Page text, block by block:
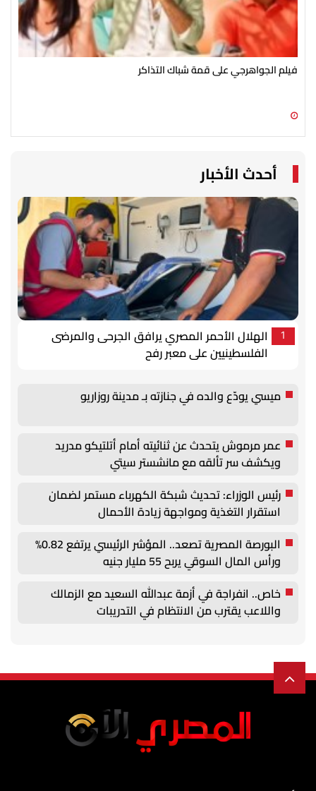
فيلم الجواهرجي على قمة شباك التذاكر
أحدث الأخبار
1
الهلال الأحمر المصري يرافق الجرحى والمرضى
الفلسطينيين على معبر رفح
ميسي يودّع والده في جنازته بـ مدينة روزاريو
عمر مرموش يتحدث عن ثنائيته أمام أتلتيكو مدريد
ويكشف سر تألقه مع مانشستر سيتي
رئيس الوزراء: تحديث شبكة الكهرباء مستمر لضمان
استقرار التغذية ومواجهة زيادة الأحمال
البورصة المصرية تصعد.. المؤشر الرئيسي يرتفع 0.82%
ورأس المال السوقي يربح 55 مليار جنيه
خاص.. انفراجة في أزمة عبدالله السعيد مع الزمالك
واللاعب يقترب من الانتظام في التدريبات